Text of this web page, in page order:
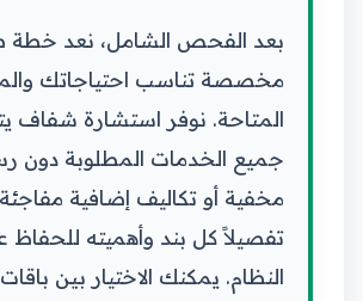
بعد الفحص الشامل، نعد خطة
مخصصة تناسب احتياجاتك
المتاحة. نوفر استشارة شفاف
جميع الخدمات المطلوبة دون
مخفية أو تكاليف إضافية
تفصيلاً كل بند وأهميته للحفاظ
النظام. يمكنك الاختيار بين